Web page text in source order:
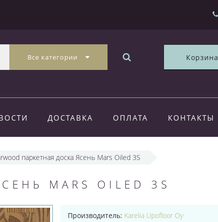
Все категории Корзина
ДОСТАВКА ОПЛАТА КОНТАКТЫ
паркетная доска Ясень Mars Oiled 3S
MARS OILED 3S
Производитель: Karelia Upofloor Oy